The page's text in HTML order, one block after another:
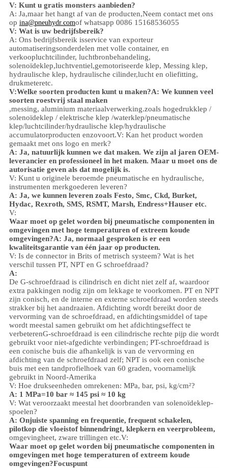
V: Kunt u gratis monsters aanbieden?
A: Ja,maar het hangt af van de producten,Neem contact met ons
op ina@pneuhydr.comof whatsapp 0086 15168536055
V: Wat is uw bedrijfsbereik?
A: Ons bedrijfsbereik isservice van exporteur
automatiseringsonderdelen met volle container, en
verkoopluchtcilinder, luchtbronbehandeling,
solenoïdeklep,luchtventiel,gemotoriseerde klep, Messing klep,
hydraulische klep, hydraulische cilinder,lucht en oliefitting,
drukmeteretc.
V:Welke soorten producten kunt u maken?A: We kunnen veel
soorten roestvrij staal maken
,messing, aluminium materiaalverwerking.zoals hogedrukklep /
solenoïdeklep / elektrische klep /waterklep/pneumatische
klep/luchtcilinder/hydraulische klep/hydraulische
accumulatorproducten enzovoort.V: Kan het product worden
gemaakt met ons logo en merk?
A: Ja, natuurlijk kunnen we dat maken. We zijn al jaren OEM-
leverancier en professioneel in het maken. Maar u moet ons de
autorisatie geven als dat mogelijk is.
V: Kunt u originele beroemde pneumatische en hydraulische,
instrumenten merkgoederen leveren?
A: Ja, we kunnen leveren zoals Festo, Smc, Ckd, Burket,
Hydac, Rexroth, SMS, RSMT, Marsh, Endress+Hauser etc.
V:
Waar moet op gelet worden bij pneumatische componenten in
omgevingen met hoge temperaturen of extreem koude
omgevingen?A: Ja, normaal gesproken is er een
kwaliteitsgarantie van één jaar op producten.
V: Is de connector in Brits of metrisch systeem? Wat is het
verschil tussen PT, NPT en G schroefdraad?
A:
De G-schroefdraad is cilindrisch en dicht niet zelf af, waardoor
extra pakkingen nodig zijn om lekkage te voorkomen. PT en NPT
zijn conisch, en de interne en externe schroefdraad worden steeds
strakker bij het aandraaien. Afdichting wordt bereikt door de
vervorming van de schroefdraad, en afdichtingsmiddel of tape
wordt meestal samen gebruikt om het afdichtingseffect te
verbeterenG-schroefdraad is een cilindrische rechte pijp die wordt
gebruikt voor niet-afgedichte verbindingen; PT-schroefdraad is
een conische buis die afhankelijk is van de vervorming en
afdichting van de schroefdraad zelf; NPT is ook een conische
buis met een tandprofielhoek van 60 graden, voornamelijk
gebruikt in Noord-Amerika
V: Hoe drukseenheden omrekenen: MPa, bar, psi, kg/cm²?
A: 1 MPa=10 bar ≈ 145 psi ≈ 10 kg
V: Wat veroorzaakt meestal het doorbranden van solenoïdeklep-
spoelen?
A: Onjuiste spanning en frequentie, frequent schakelen,
pilotkop die vloeistof binnendringt, klepkern en veerprobleem,
omgevingheet, zware trillingen etc.V:
Waar moet op gelet worden bij pneumatische componenten in
omgevingen met hoge temperaturen of extreem koude
omgevingen?Focuspunt